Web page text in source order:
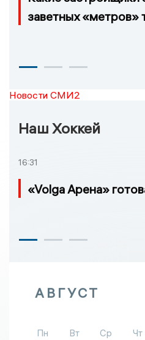
заветных «метров»
Новости СМИ2
Наш Хоккей
16:31
«Volga Арена»
АВГУСТ
Пн Вт Ср Чт